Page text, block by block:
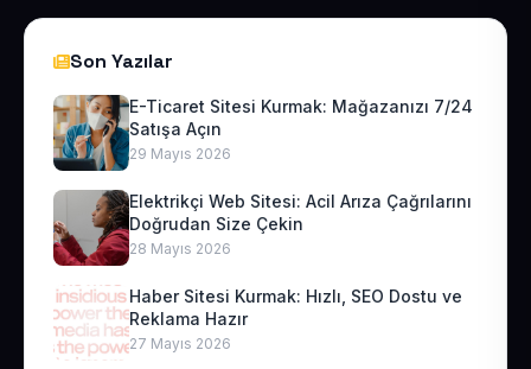
Son Yazılar
E-Ticaret Sitesi Kurmak: Mağazanızı 7/24
Satışa Açın
29 Mayıs 2026
Elektrikçi Web Sitesi: Acil Arıza Çağrılarını
Doğrudan Size Çekin
28 Mayıs 2026
Haber Sitesi Kurmak: Hızlı, SEO Dostu ve
Reklama Hazır
27 Mayıs 2026